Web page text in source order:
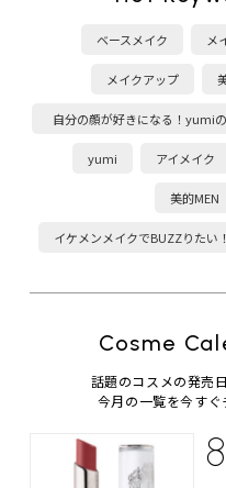
ベースメイク メ
メイクアップ
自分の顔が好きになる！yumi
塾
yumi アイメイク
美的MEN
イケメンメイクでBUZZりたい
Cosme
話題のコスメの発売
今月の一覧を今すぐ